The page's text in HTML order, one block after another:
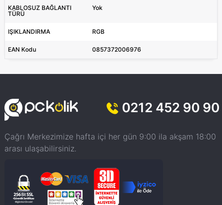
KABLOSUZ BAĞLANTI
TÜRÜ
Yok
IŞIKLANDIRMA RGB
EAN Kodu 0857372006976
0212 452 90 90
Çağrı Merkezimize hafta içi her gün 9:00 ila akşam 18:00
arası ulaşabilirsiniz.